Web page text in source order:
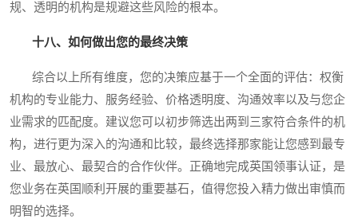
规、透明的机构是规避这些风险的根本。
十八、如何做出您的最终决策
综合以上所有维度，您的决策应基于一个全面的评估：权衡
机构的专业能力、服务经验、价格透明度、沟通效率以及与您企
业需求的匹配度。建议您可以初步筛选出两到三家符合条件的机
构，进行更为深入的沟通和比较，最终选择那家能让您感到最专
业、最放心、最契合的合作伙伴。正确地完成英国领事认证，是
您业务在英国顺利开展的重要基石，值得您投入精力做出审慎而
明智的选择。